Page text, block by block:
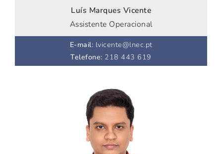
Luís Marques Vicente
Assistente Operacional
E-mail: lvicente@lnec.pt
Telefone: 218 443 619